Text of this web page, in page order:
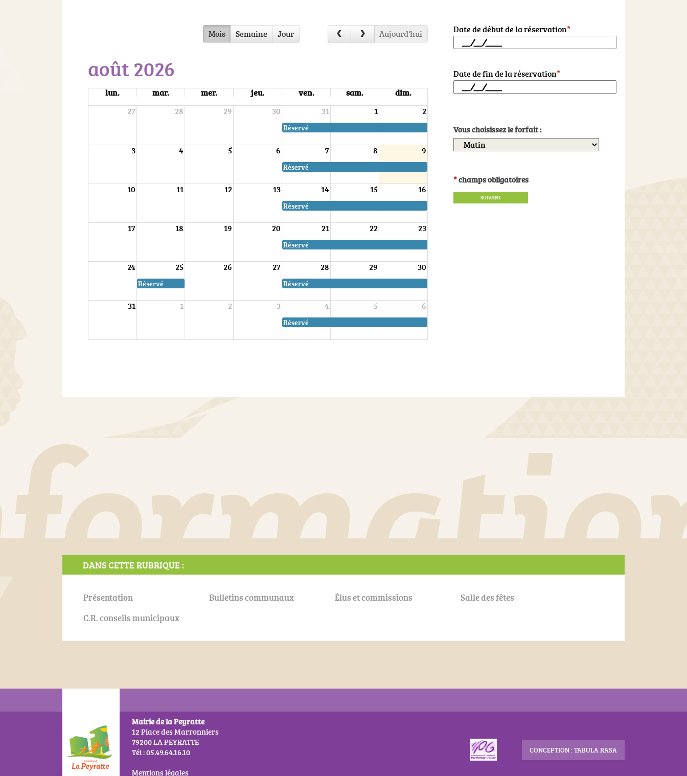
août 2026
Aujourd'hui
Mois Semaine Jour
lun. mar. mer. jeu. ven. sam.
dim.
27
28 29 30 31 1 2
Réservé
3 4 5 6 7 8 9
Réservé
10 11 12 13 14 15 16
Réservé
17 18 19 20 21 22 23
Réservé
24 25 26 27 28 29 30
Réservé Réservé
31 1 2 3 4 5 6
Réservé
Date de début de la réservation*
Date de fin de la réservation*
Vous choisissez le forfait :
*champs obligatoires
SUIVANT
DANS CETTE RUBRIQUE :
Présentation Bulletins communaux Élus et commissions
Salle des fêtes
C.R. conseils municipaux
Mairie de la Peyratte
12 Place des Marronniers
79200 LA PEYRATTE
Tél : 05.49.64.16.10
Mentions légales
CONCEPTION : TABULA RASA